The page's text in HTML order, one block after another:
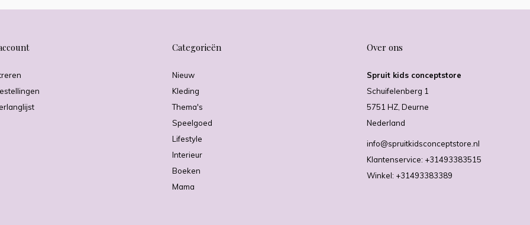
Categorieën
Nieuw
Kleding
Thema's
Speelgoed
Lifestyle
Interieur
Boeken
Mama
Over ons
Spruit kids conceptstore
Schuifelenberg 1
5751 HZ, Deurne
Nederland
info@spruitkidsconceptstore.nl
Klantenservice: +31493383515
Winkel: +31493383389